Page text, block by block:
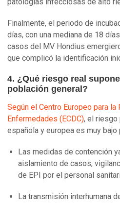
Finalmente, el periodo de
días, con una mediana de 18
casos del MV Hondius
que complicó la identificación
4. ¿Qué riesgo real
población general?
Según el Centro Europeo para
Enfermedades (ECDC), el riesgo
española y europea es muy
Las medidas de contención
aislamiento de casos,
de EPI por el personal
La transmisión interhumana